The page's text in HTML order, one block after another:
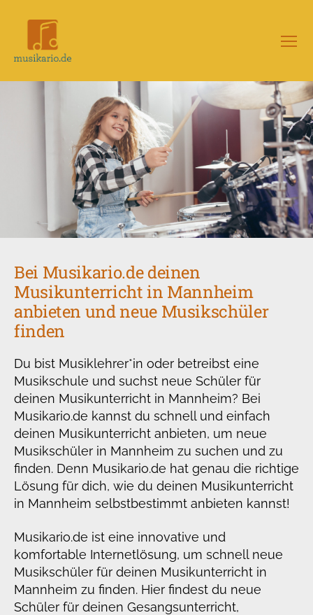
–
Portal
Musikunterricht
Bei Musikario.de deinen
Musikunterricht in Mannheim
anbieten und neue Musikschüler
finden
Du bist Musiklehrer*in oder betreibst eine
Musikschule und suchst neue Schüler für
deinen Musikunterricht in Mannheim? Bei
Musikario.de kannst du schnell und einfach
deinen Musikunterricht anbieten, um neue
Musikschüler in Mannheim zu suchen und zu
finden. Denn Musikario.de hat genau die richtige
Lösung für dich, wie du deinen Musikunterricht
in Mannheim selbstbestimmt anbieten kannst!
Musikario.de ist eine innovative und
komfortable Internetlösung, um schnell neue
Musikschüler für deinen Musikunterricht in
Mannheim zu finden. Hier findest du neue
Schüler für deinen Gesangsunterricht,